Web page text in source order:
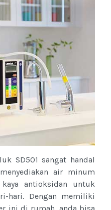
SD501 sangat handal
air minum
antioksidan untuk
hari. Dengan memiliki